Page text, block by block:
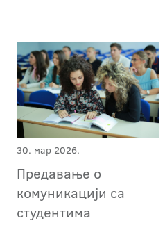
30. мар 2026.
Предавање о
комуникацији са
студентима